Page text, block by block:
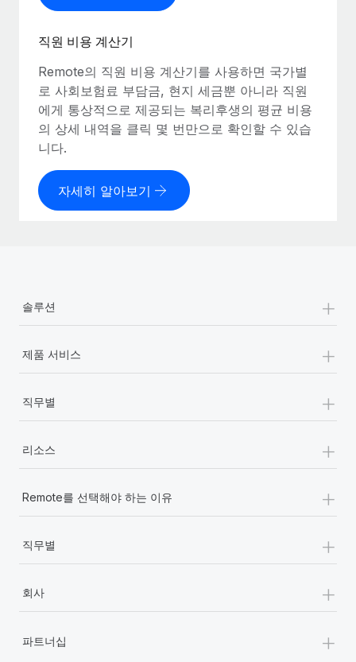
직원 비용 계산기
Remote의 직원 비용 계산기를 사용하면 국가별
로 사회보험료 부담금, 현지 세금뿐 아니라 직원
에게 통상적으로 제공되는 복리후생의 평균 비용
의 상세 내역을 클릭 몇 번만으로 확인할 수 있습
니다.
자세히 알아보기
솔루션 +
제품 서비스 +
직무별 +
리소스 +
Remote를 선택해야 하는 이유 +
직무별 +
회사 +
파트너십 +